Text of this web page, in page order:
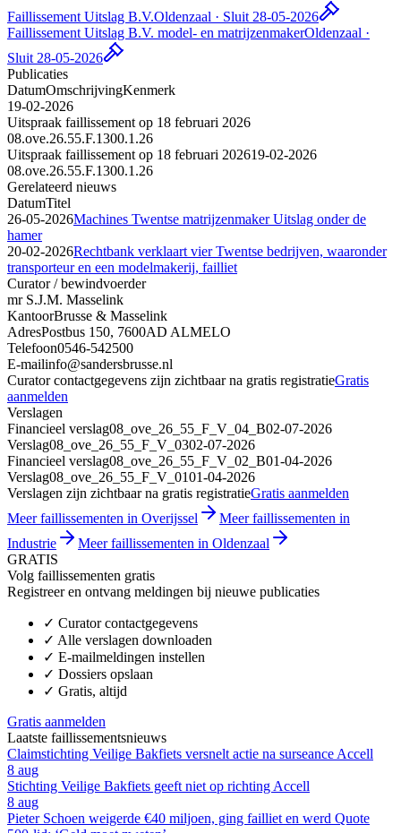
Faillissement Uitslag B.V.Oldenzaal · Sluit 28-05-2026
Faillissement Uitslag B.V. model- en matrijzenmakerOldenzaal ·
Sluit 28-05-2026
Publicaties
DatumOmschrijvingKenmerk
19-02-2026
Uitspraak faillissement op 18 februari 2026
08.ove.26.55.F.1300.1.26
Uitspraak faillissement op 18 februari 202619-02-2026
08.ove.26.55.F.1300.1.26
Gerelateerd nieuws
DatumTitel
26-05-2026Machines Twentse matrijzenmaker Uitslag onder de
hamer
20-02-2026Rechtbank verklaart vier Twentse bedrijven, waaronder
transporteur en een modelmakerij, failliet
Curator / bewindvoerder
mr S.J.M. Masselink
KantoorBrusse & Masselink
AdresPostbus 150, 7600AD ALMELO
Telefoon0546-542500
E-mailinfo@sandersbrusse.nl
Curator contactgegevens zijn zichtbaar na gratis registratieGratis
aanmelden
Verslagen
Financieel verslag08_ove_26_55_F_V_04_B02-07-2026
Verslag08_ove_26_55_F_V_0302-07-2026
Financieel verslag08_ove_26_55_F_V_02_B01-04-2026
Verslag08_ove_26_55_F_V_0101-04-2026
Verslagen zijn zichtbaar na gratis registratieGratis aanmelden
Meer faillissementen in Overijssel
Meer faillissementen in
Industrie
Meer faillissementen in Oldenzaal
GRATIS
Volg faillissementen gratis
Registreer en ontvang meldingen bij nieuwe publicaties
✓ Curator contactgegevens
✓ Alle verslagen downloaden
✓ E-mailmeldingen instellen
✓ Dossiers opslaan
✓ Gratis, altijd
Gratis aanmelden
Laatste faillissementsnieuws
Claimstichting Veilige Bakfiets versnelt actie na surseance Accell
8 aug
Stichting Veilige Bakfiets geeft niet op richting Accell
8 aug
Pieter Schoen weigerde €40 miljoen, ging failliet en werd Quote